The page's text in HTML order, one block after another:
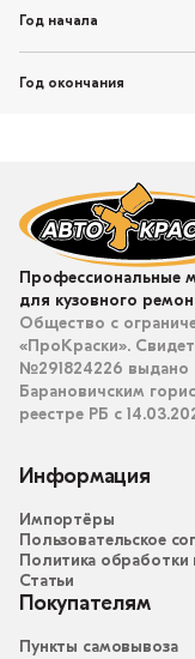
Год начала
Год окончания
Профессиональные
для кузовного
Общество с
«ПроКраски».
№291824226 выдано
Барановичским
реестре РБ с
Информация
Импортёры
Пользовательское
Политика обработки
Статьи
Покупателям
Пункты самовывоза